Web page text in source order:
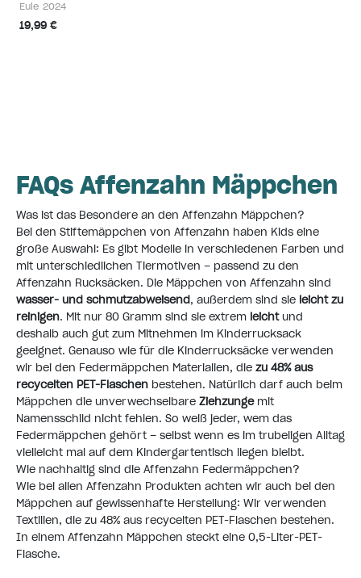
Eule 2024
19,99 €
FAQs Affenzahn Mäppchen
Was ist das Besondere an den Affenzahn Mäppchen?
Bei den Stiftemäppchen von Affenzahn haben Kids eine
große Auswahl: Es gibt Modelle in verschiedenen Farben und
mit unterschiedlichen Tiermotiven – passend zu den
Affenzahn Rucksäcken. Die Mäppchen von Affenzahn sind
wasser- und schmutzabweisend, außerdem sind sie leicht zu
reinigen. Mit nur 80 Gramm sind sie extrem leichtund
deshalb auch gut zum Mitnehmen im Kinderrucksack
geeignet. Genauso wie für die Kinderrucksäcke verwenden
wir bei den Federmäppchen Materialien, die zu 48% aus
recycelten PET-Flaschen bestehen. Natürlich darf auch beim
Mäppchen die unverwechselbare Ziehzungemit
Namensschild nicht fehlen. So weiß jeder, wem das
Federmäppchen gehört – selbst wenn es im trubeligen Alltag
vielleicht mal auf dem Kindergartentisch liegen bleibt.
Wie nachhaltig sind die Affenzahn Federmäppchen?
Wie bei allen Affenzahn Produkten achten wir auch bei den
Mäppchen auf gewissenhafte Herstellung: Wir verwenden
Textilien, die zu 48% aus recycelten PET-Flaschen bestehen.
In einem Affenzahn Mäppchen steckt eine 0,5-Liter-PET-
Flasche.